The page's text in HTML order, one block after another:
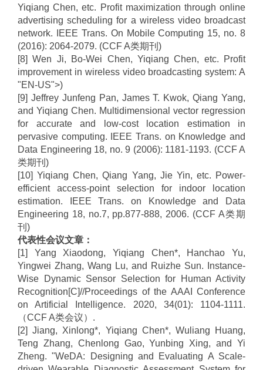
Yiqiang Chen, etc. Profit maximization through online
advertising scheduling for a wireless video broadcast
network. IEEE Trans. On Mobile Computing 15, no. 8
(2016): 2064-2079. (CCF A类期刊 )
[8] Wen Ji, Bo-Wei Chen, Yiqiang Chen, etc. Profit
improvement in wireless video broadcasting system: A
"EN-US">)
[9] Jeffrey Junfeng Pan, James T. Kwok, Qiang Yang,
and Yiqiang Chen. Multidimensional vector regression
for accurate and low-cost location estimation in
pervasive computing. IEEE Trans. on Knowledge and
Data Engineering 18, no. 9 (2006): 1181-1193. (CCF A
类期刊 )
[10] Yiqiang Chen, Qiang Yang, Jie Yin, etc. Power-
efficient access-point selection for indoor location
estimation. IEEE Trans. on Knowledge and Data
Engineering 18, no.7, pp.877-888, 2006. (CCF A类期
刊 )
代表性会议文章：
[1] Yang Xiaodong, Yiqiang Chen*, Hanchao Yu,
Yingwei Zhang, Wang Lu, and Ruizhe Sun. Instance-
Wise Dynamic Sensor Selection for Human Activity
Recognition[C]//Proceedings of the AAAI Conference
on Artificial Intelligence. 2020, 34(01): 1104-1111.
（CCF A类会议） .
[2] Jiang, Xinlong*, Yiqiang Chen*, Wuliang Huang,
Teng Zhang, Chenlong Gao, Yunbing Xing, and Yi
Zheng. "WeDA: Designing and Evaluating A Scale-